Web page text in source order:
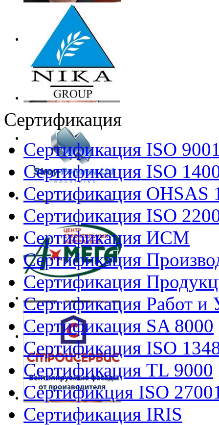
Сертификация
Сертификация ISO
Сертификация ISO
Сертификация OHSAS
Сертификация ISO
Сертификация ИСМ
Сертификация
Сертификация
Сертификация Работ и
Сертификация SA 8000
Сертификация ISO
Сертификация TL 9000
Сертификция ISO
Сертификация IRIS